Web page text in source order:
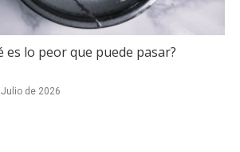
es lo peor que puede pasar?
de 2026